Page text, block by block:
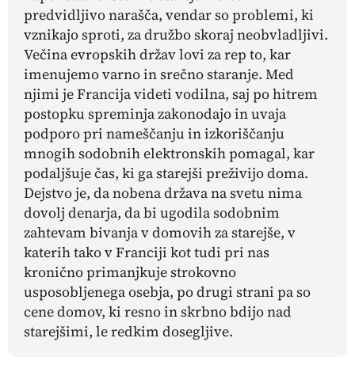
predvidljivo narašča, vendar so problemi, ki
vznikajo sproti, za družbo skoraj neobvladljivi.
Večina evropskih držav lovi za rep to, kar
imenujemo varno in srečno staranje. Med
njimi je Francija videti vodilna, saj po hitrem
postopku spreminja zakonodajo in uvaja
podporo pri nameščanju in izkoriščanju
mnogih sodobnih elektronskih pomagal, kar
podaljšuje čas, ki ga starejši preživijo doma.
Dejstvo je, da nobena država na svetu nima
dovolj denarja, da bi ugodila sodobnim
zahtevam bivanja v domovih za starejše, v
katerih tako v Franciji kot tudi pri nas
kronično primanjkuje strokovno
usposobljenega osebja, po drugi strani pa so
cene domov, ki resno in skrbno bdijo nad
starejšimi, le redkim dosegljive.